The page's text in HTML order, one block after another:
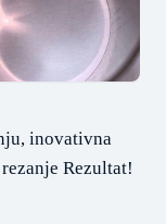
inovativna
Rezultat!